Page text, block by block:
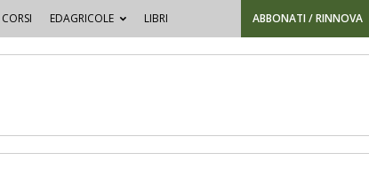
CORSI EDAGRICOLE LIBRI ABBONATI / RINNOVA